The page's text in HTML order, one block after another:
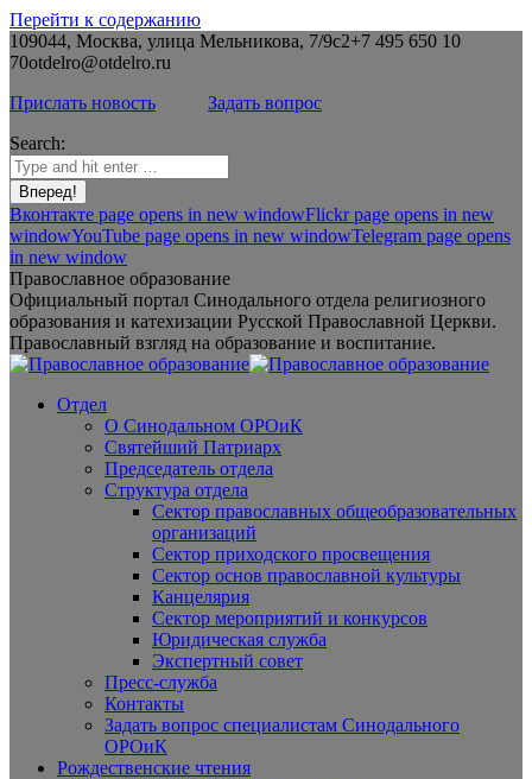
Перейти к содержанию
109044, Москва, улица Мельникова, 7/9с2+7 495 650 10
70otdelro@otdelro.ru
Прислать новость
Задать вопрос
Search:
Вконтакте page opens in new windowFlickr page opens in new
windowYouTube page opens in new windowTelegram page opens
in new window
Православное образование
Официальный портал Синодального отдела религиозного
образования и катехизации Русской Православной Церкви.
Православный взгляд на образование и воспитание.
Отдел
О Синодальном ОРОиК
Святейший Патриарх
Председатель отдела
Структура отдела
Сектор православных общеобразовательных
организаций
Сектор приходского просвещения
Сектор основ православной культуры
Канцелярия
Сектор мероприятий и конкурсов
Юридическая служба
Экспертный совет
Пресс-служба
Контакты
Задать вопрос специалистам Синодального
ОРОиК
Рождественские чтения